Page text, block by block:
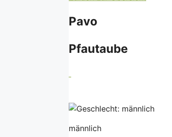
Pavo
Pfautaube
männlich